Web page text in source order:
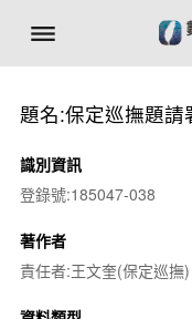
題名:保定巡撫題請
識別資訊
登錄號:185047-038
著作者
責任者:王文奎(保定巡撫)